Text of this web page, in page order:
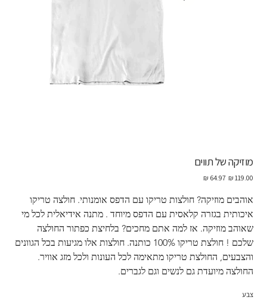
מוזיקה של תווים
מחיר
מחיר
‏64.97 ‏₪
אוהבים מוזיקה? חולצות טריקו עם הדפס אומנותי. חולצה טריקו
איכותית בגזרה קלאסית עם הדפס מיוחד . מתנה אידיאלית לכל מי
שאוהב מוזיקה. אז למה אתם מחכים? בלחיצת כפתור החולצה
שלכם ! חולצת טריקו 100% כותנה. חולצות אלו מגיעות בכל הגוונים
והצבעים, החולצת טריקו מתאימה לכל העונות ולכל מזג אוויר.
החולצה מיועדת גם לנשים וגם לגברים.
צבע